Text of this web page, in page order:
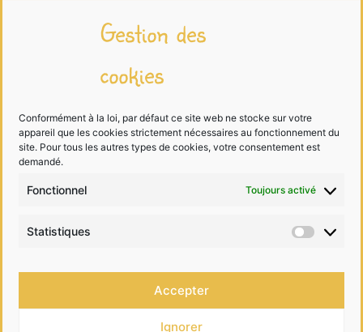
Gestion des
cookies
Conformément à la loi, par défaut ce site web ne stocke sur votre
appareil que les cookies strictement nécessaires au fonctionnement du
site. Pour tous les autres types de cookies, votre consentement est
demandé.
Fonctionnel Toujours activé
Statistiques
Accepter
Ignorer
Infos légales
Mentions légales
Traitement des données
Cookies
Me contacter
contact@lesdessinsdelalutine.com